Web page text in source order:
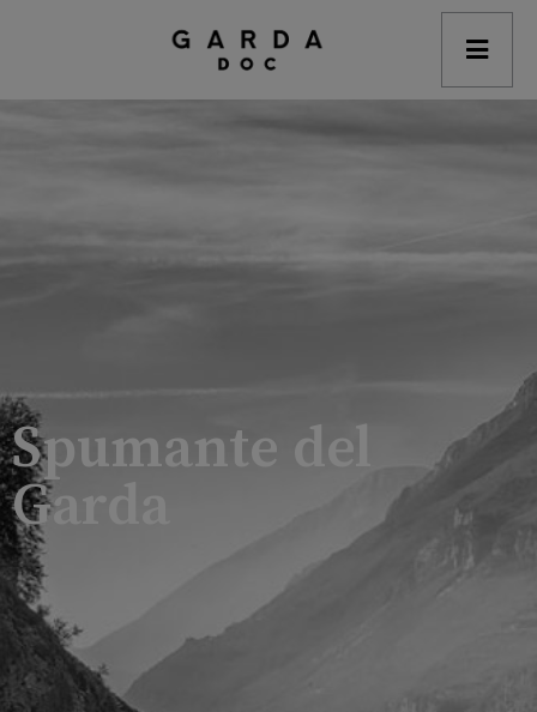
Spumante del
Garda